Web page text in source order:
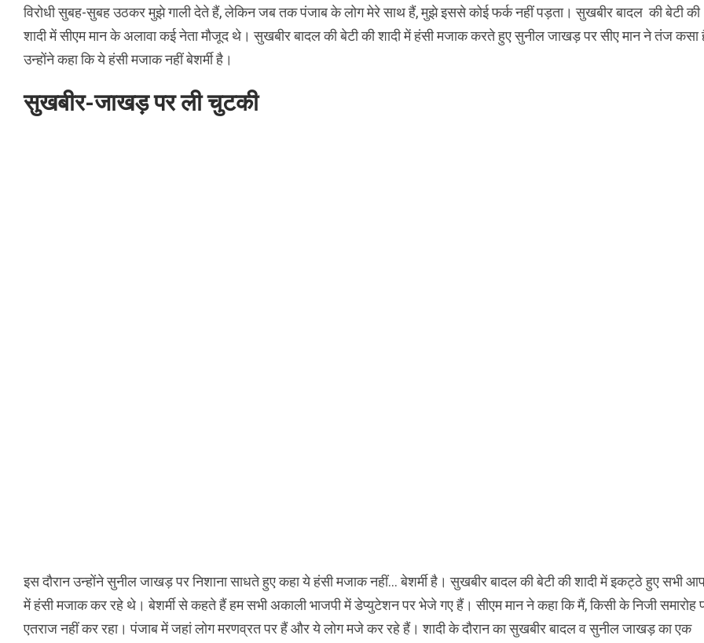
विरोधी सुबह-सुबह उठकर मुझे गाली देते हैं, लेकिन जब तक पंजाब के लोग मेरे साथ हैं, मुझे इससे कोई फर्क नहीं पड़ता। सुखबीर बादल की बेटी की
शादी में सीएम मान के अलावा कई नेता मौजूद थे। सुखबीर बादल की बेटी की शादी में हंसी मजाक करते हुए सुनील जाखड़ पर सीए मान ने तंज कसा
उन्होंने कहा कि ये हंसी मजाक नहीं बेशर्मी है।
सुखबीर-जाखड़ पर ली चुटकी
इस दौरान उन्होंने सुनील जाखड़ पर निशाना साधते हुए कहा ये हंसी मजाक नहीं… बेशर्मी है। सुखबीर बादल की बेटी की शादी में इकट्ठे हुए सभी
में हंसी मजाक कर रहे थे। बेशर्मी से कहते हैं हम सभी अकाली भाजपी में डेप्युटेशन पर भेजे गए हैं। सीएम मान ने कहा कि मैं, किसी के निजी समारोह
एतराज नहीं कर रहा। पंजाब में जहां लोग मरणव्रत पर हैं और ये लोग मजे कर रहे हैं। शादी के दौरान का सुखबीर बादल व सुनील जाखड़ का एक